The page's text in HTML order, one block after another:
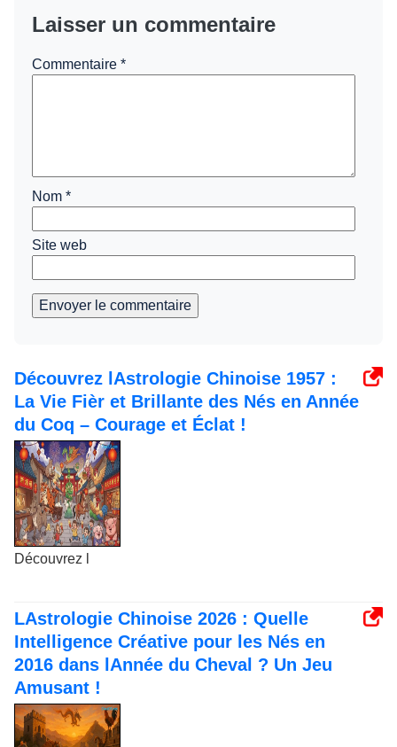
Laisser un commentaire
Commentaire *
Nom *
Site web
Envoyer le commentaire
Découvrez lAstrologie Chinoise 1957 :
La Vie Fièr et Brillante des Nés en Année
du Coq – Courage et Éclat !
Découvrez l
LAstrologie Chinoise 2026 : Quelle
Intelligence Créative pour les Nés en
2016 dans lAnnée du Cheval ? Un Jeu
Amusant !